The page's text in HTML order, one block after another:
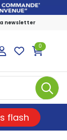
newsletter
en
0
flash